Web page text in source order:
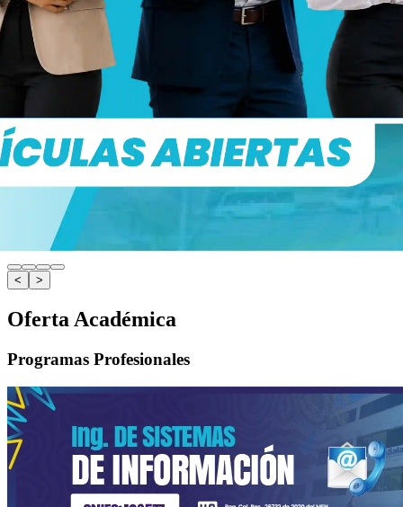
< >
Oferta Académica
Programas Profesionales